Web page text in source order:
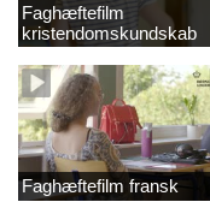
Faghæftefilm
kristendomskundskab
Faghæftefilm fransk